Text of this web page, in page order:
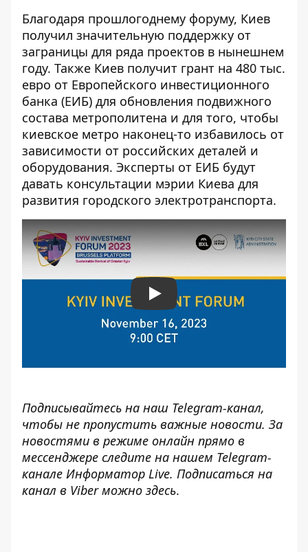
Благодаря прошлогоднему форуму, Киев
получил значительную поддержку от
заграницы для ряда проектов в нынешнем
году. Также Киев получит грант на 480 тыс.
евро от Европейского инвестиционного
банка (ЕИБ) для обновления подвижного
состава метрополитена и для того, чтобы
киевское метро наконец-то избавилось от
зависимости от российских деталей и
оборудования. Эксперты от ЕИБ будут
давать консультации мэрии Киева для
развития городского электротранспорта.
Play
Подписывайтесь на наш Telegram-канал,
чтобы не пропустить важные новости. За
новостями в режиме онлайн прямо в
мессенджере следите на нашем Telegram-
канале Информатор Live. Подписаться на
канал в Viber можно здесь.